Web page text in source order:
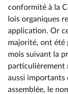
conformité à la
lois organiques
application. Or
majorité, ont été
mois suivant la
particulièrement
aussi importants
assemblée, le